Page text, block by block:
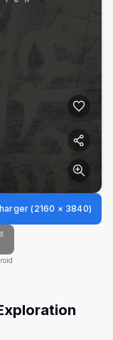
(2160 × 3840)